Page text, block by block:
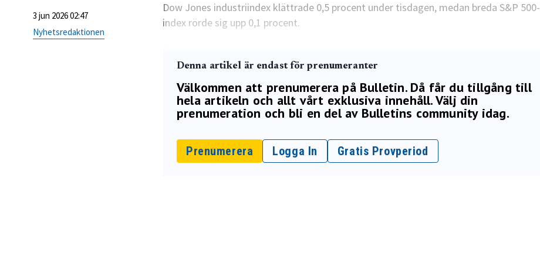
3 jun 2026 02:47
Nyhetsredaktionen
Dow Jones industriindex klättrade 0,5 procent under tisdagen, medan breda S&P 500-
index rörde sig upp 0,1 procent.
Denna artikel är endast för prenumeranter
Välkommen att prenumerera på Bulletin. Då får du tillgång till
hela artikeln och allt vårt exklusiva innehåll. Välj din
prenumeration och bli en del av Bulletins community idag.
Prenumerera Logga In Gratis Provperiod